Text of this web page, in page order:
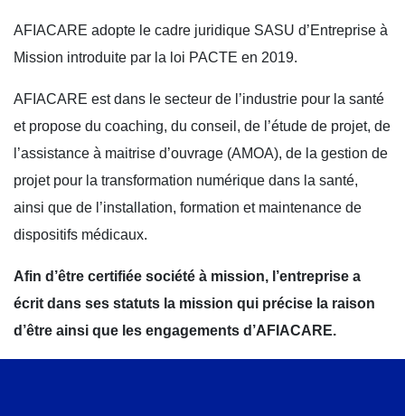
AFIACARE adopte le cadre juridique SASU d’Entreprise à
Mission introduite par la loi PACTE en 2019.
AFIACARE est dans le secteur de l’industrie pour la santé
et propose du coaching, du conseil, de l’étude de projet, de
l’assistance à maitrise d’ouvrage (AMOA), de la gestion de
projet pour la transformation numérique dans la santé,
ainsi que de l’installation, formation et maintenance de
dispositifs médicaux.
Afin d’être certifiée société à mission, l’entreprise a
écrit dans ses statuts la mission qui précise la raison
d’être ainsi que les engagements d’AFIACARE.